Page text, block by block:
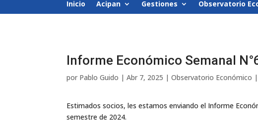
Inicio Acipan Gestiones Observatorio
Informe Económico Semanal
por Pablo Guido |Abr 7, 2025 |Observatorio Económico
Estimados socios, les estamos enviando el Informe
semestre de 2024.